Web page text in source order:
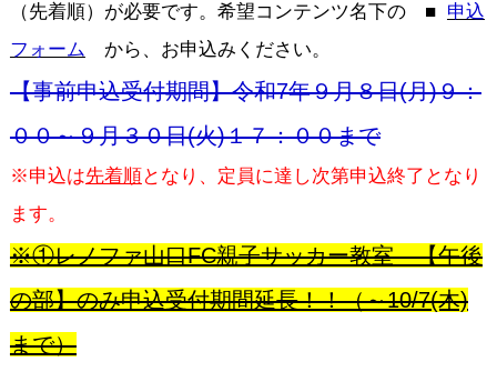
（先着順）が必要です。希望コンテンツ名下の ■ 申込
フォーム
から、お申込みください。
【事前申込受付期間】令和7年９月８日(月)９：
００～９月３０日(火)１７：００まで
※申込は先着順となり、定員に達し次第申込終了となり
ます。
※①レノファ山口FC親子サッカー教室 【午後
の部】のみ申込受付期間延長！！（～10/7(木)
まで）